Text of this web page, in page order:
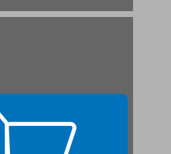
2.1 המישור הפונולוגי והצופן שלו ... 24